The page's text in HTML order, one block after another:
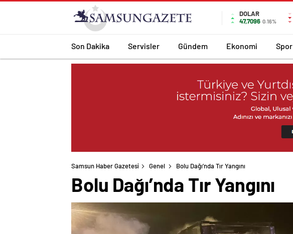
DOLAR
47,7096 0.16%
Son Dakika Servisler Gündem Ekonomi Spor
Samsun Haber Gazetesi Genel Bolu Dağı’nda Tır Yangını
Bolu Dağı’nda Tır Yangını